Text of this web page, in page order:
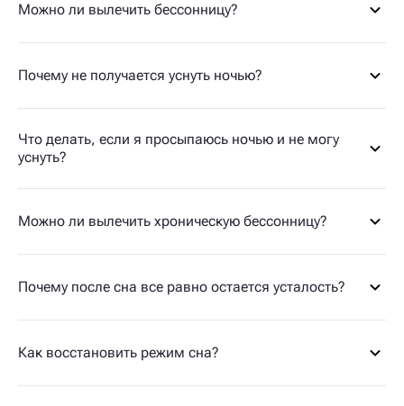
Можно ли вылечить бессонницу?
Почему не получается уснуть ночью?
Что делать, если я просыпаюсь ночью и не могу
уснуть?
Можно ли вылечить хроническую бессонницу?
Почему после сна все равно остается усталость?
Как восстановить режим сна?